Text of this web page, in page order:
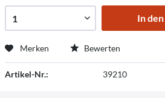
In den
Merken Bewerten
Artikel-Nr.: 39210